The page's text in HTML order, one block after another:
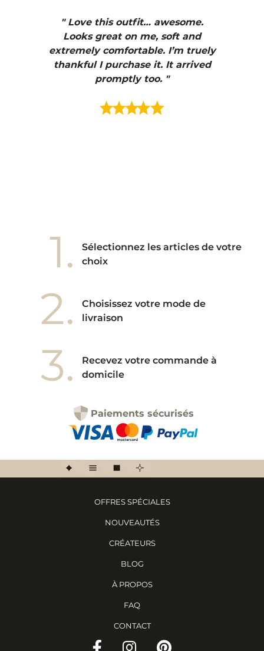
" Love this outfit… awesome.
Looks great on me, soft and
extremely comfortable. I’m truely
thankful I purchase it. It arrived
promptly too. "
1.
Sélectionnez les articles de votre
choix
2.
Choisissez votre mode de
livraison
3.
Recevez votre commande à
domicile
Paiements sécurisés
OFFRES SPÉCIALES
NOUVEAUTÉS
CRÉATEURS
BLOG
À PROPOS
FAQ
CONTACT